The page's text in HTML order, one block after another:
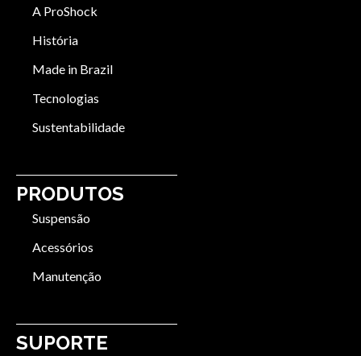
A ProShock
História
Made in Brazil
Tecnologias
Sustentabilidade
PRODUTOS
Suspensão
Acessórios
Manutenção
SUPORTE